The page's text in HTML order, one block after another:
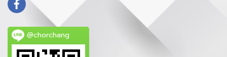
@chorchang